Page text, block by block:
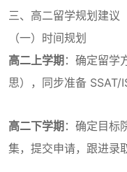
三、高二留学规划建议
（一）时间规划
高二上学期 ：确定留学
思），同步准备 SSAT/
高二下学期 ：确定目标
集，提交申请，跟进录